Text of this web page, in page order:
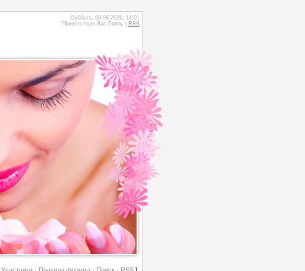
Суббота, 08.08.2026, 14:01
Приветствую Вас Гость RSS